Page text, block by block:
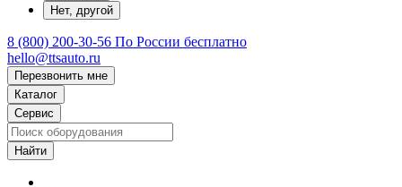
Нет, другой
8 (800) 200-30-56 По России бесплатно
hello@ttsauto.ru
Перезвонить мне
Каталог
Сервис